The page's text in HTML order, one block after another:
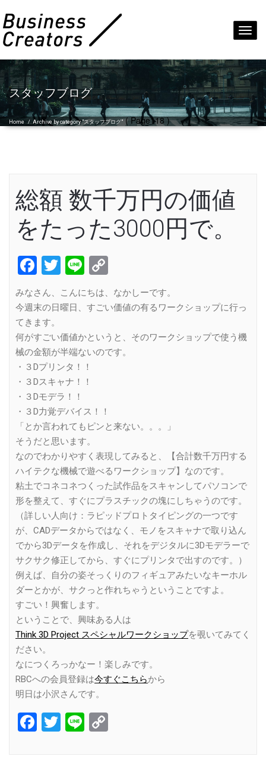
スタッフブログ
Home /Archive by category "スタッフブログ"( Page118 )
総額 数千万円の価値
をたった3000円で。
Facebook
Twitter
Line
Link
みなさん、こんにちは、なかしーです。
今週末の日曜日、すごい価値の有るワークショップに行っ
てきます。
何がすごい価値かというと、そのワークショップで使う機
械の金額が半端ないのです。
・３Dプリンタ！！
・３Dスキャナ！！
・３Dモデラ！！
・３D力覚デバイス！！
「とか言われてもピンと来ない。。。」
そうだと思います。
なのでわかりやすく表現してみると、【合計数千万円する
ハイテクな機械で遊べるワークショップ】なのです。
粘土でコネコネつくった試作品をスキャンしてパソコンで
形を整えて、すぐにプラスチックの塊にしちゃうのです。
（詳しい人向け：ラピッドプロトタイピングの一つです
が、CADデータからではなく、モノをスキャナで取り込ん
でから3Dデータを作成し、それをデジタルに3Dモデラーで
サクサク修正してから、すぐにプリンタで出すのです。）
例えば、自分の姿そっくりのフィギュアみたいなキーホル
ダーとかが、サクっと作れちゃうということですよ。
すごい！興奮します。
ということで、興味ある人は
Think 3D Project スペシャルワークショップを覗いてみてく
ださい。
なにつくろっかなー！楽しみです。
RBCへの会員登録は今すぐこちらから
明日は小沢さんです。
Facebook
Twitter
Line